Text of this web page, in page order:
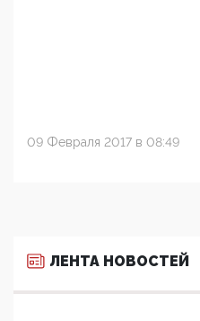
09 Февраля 2017 в 08:49
ЛЕНТА НОВОСТЕЙ